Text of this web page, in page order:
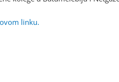
ovom linku.